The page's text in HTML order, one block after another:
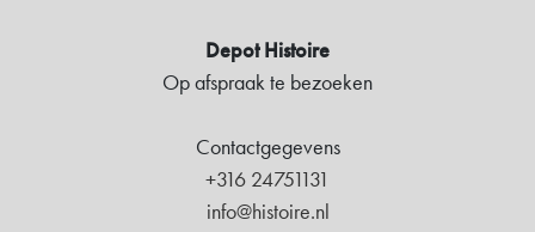
Depot Histoire
Op afspraak te bezoeken
Contactgegevens
+316 24751131
info@histoire.nl